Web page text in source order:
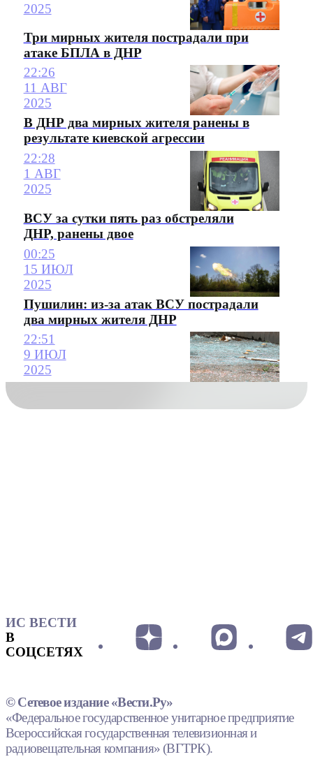
2025
Три мирных жителя пострадали при
атаке БПЛА в ДНР
22:26
11 АВГ
2025
В ДНР два мирных жителя ранены в
результате киевской агрессии
22:28
1 АВГ
2025
ВСУ за сутки пять раз обстреляли
ДНР, ранены двое
00:25
15 ИЮЛ
2025
Пушилин: из-за атак ВСУ пострадали
два мирных жителя ДНР
22:51
9 ИЮЛ
2025
ИС ВЕСТИ
В
СОЦСЕТЯХ
© Сетевое издание «Вести.Ру»
«Федеральное государственное унитарное предприятие
Всероссийская государственная телевизионная и
радиовещательная компания» (ВГТРК).